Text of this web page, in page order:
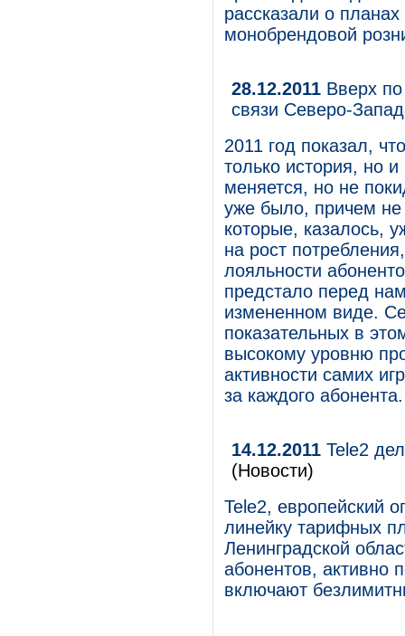
рассказали о
монобрендовой
28.12.2011 Вверх
связи Северо-
2011 год показал,
только история, но
меняется, но не
уже было, причем
которые, казалось,
на рост
лояльности
предстало перед
измененном виде.
показательных в
высокому уровню
активности самих
за каждого абонента.
14.12.2011 Tele2
(Новости)
Tele2, европейский
линейку тарифных
Ленинградской
абонентов,
включают